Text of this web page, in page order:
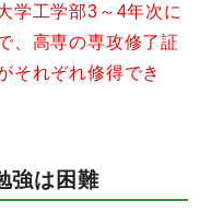
学工学部3～4年次に
、高専の専攻修了証
それぞれ修得でき
強は困難